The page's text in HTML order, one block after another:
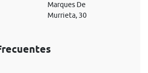
Marques De
Murrieta, 30